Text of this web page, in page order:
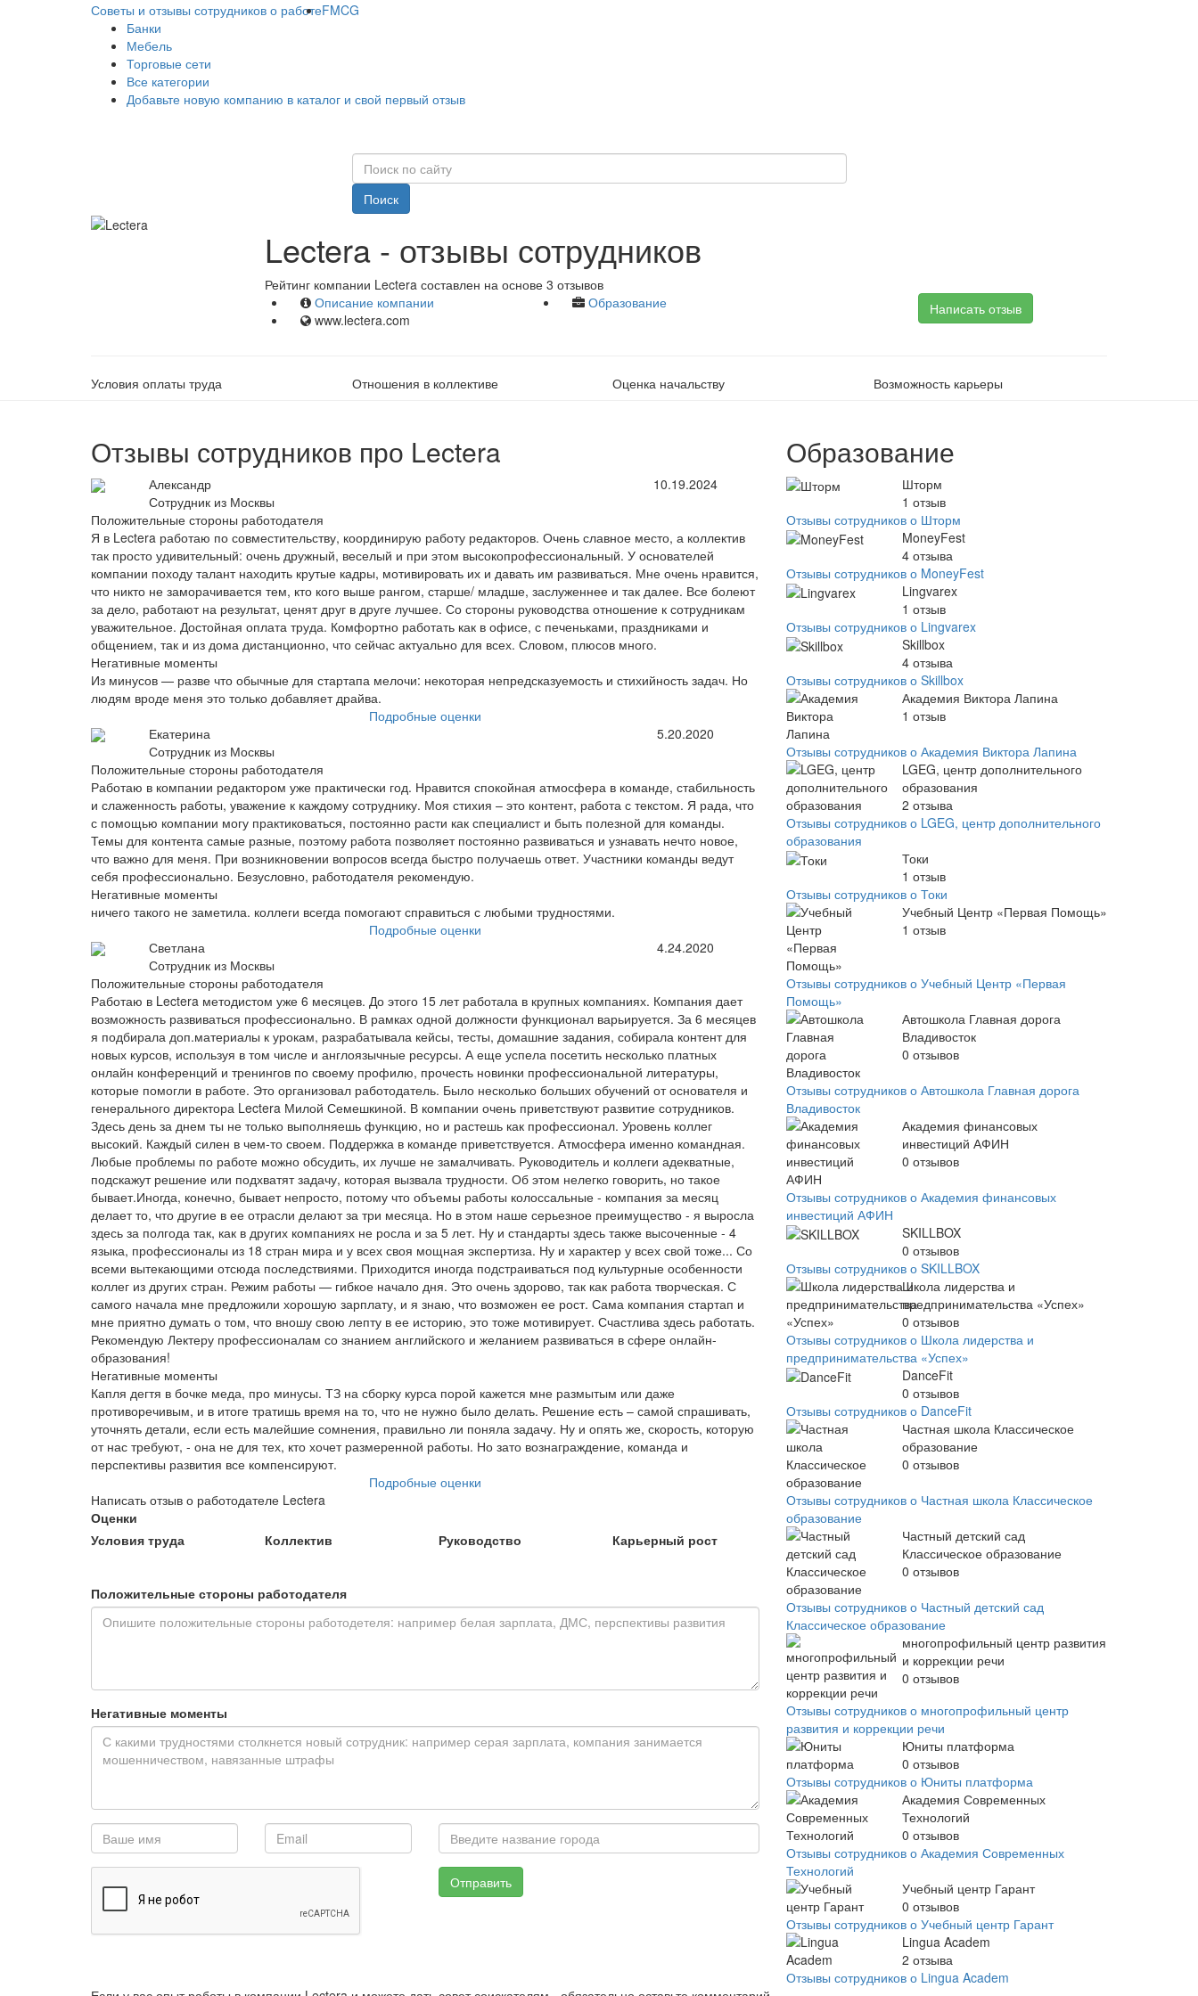
Советы и отзывы сотрудников о работеFMCG
Банки
Мебель
Торговые сети
Все категории
Добавьте новую компанию в каталог и свой первый отзыв
Поиск
Lectera - отзывы сотрудников
Рейтинг компании Lectera составлен на основе 3 отзывов
Описание компании
Образование
www.lectera.com
Написать отзыв
Условия оплаты труда Отношения в коллективе Оценка начальству Возможность карьеры
Отзывы сотрудников про Lectera
Александр
Сотрудник из Москвы
10.19.2024
Положительные стороны работодателя
Я в Lectera работаю по совместительству, координирую работу редакторов. Очень славное место, а коллектив
так просто удивительный: очень дружный, веселый и при этом высокопрофессиональный. У основателей
компании походу талант находить крутые кадры, мотивировать их и давать им развиваться. Мне очень нравится,
что никто не заморачивается тем, кто кого выше рангом, старше/ младше, заслуженнее и так далее. Все болеют
за дело, работают на результат, ценят друг в друге лучшее. Со стороны руководства отношение к сотрудникам
уважительное. Достойная оплата труда. Комфортно работать как в офисе, с печеньками, праздниками и
общением, так и из дома дистанционно, что сейчас актуально для всех. Словом, плюсов много.
Негативные моменты
Из минусов — разве что обычные для стартапа мелочи: некоторая непредсказуемость и стихийность задач. Но
людям вроде меня это только добавляет драйва.
Подробные оценки
Екатерина
Сотрудник из Москвы
5.20.2020
Положительные стороны работодателя
Работаю в компании редактором уже практически год. Нравится спокойная атмосфера в команде, стабильность
и слаженность работы, уважение к каждому сотруднику. Моя стихия – это контент, работа с текстом. Я рада, что
с помощью компании могу практиковаться, постоянно расти как специалист и быть полезной для команды.
Темы для контента самые разные, поэтому работа позволяет постоянно развиваться и узнавать нечто новое,
что важно для меня. При возникновении вопросов всегда быстро получаешь ответ. Участники команды ведут
себя профессионально. Безусловно, работодателя рекомендую.
Негативные моменты
ничего такого не заметила. коллеги всегда помогают справиться с любыми трудностями.
Подробные оценки
Светлана
Сотрудник из Москвы
4.24.2020
Положительные стороны работодателя
Работаю в Lectera методистом уже 6 месяцев. До этого 15 лет работала в крупных компаниях. Компания дает
возможность развиваться профессионально. В рамках одной должности функционал варьируется. За 6 месяцев
я подбирала доп.материалы к урокам, разрабатывала кейсы, тесты, домашние задания, собирала контент для
новых курсов, используя в том числе и англоязычные ресурсы. А еще успела посетить несколько платных
онлайн конференций и тренингов по своему профилю, прочесть новинки профессиональной литературы,
которые помогли в работе. Это организовал работодатель. Было несколько больших обучений от основателя и
генерального директора Lectera Милой Семешкиной. В компании очень приветствуют развитие сотрудников.
Здесь день за днем ты не только выполняешь функцию, но и растешь как профессионал. Уровень коллег
высокий. Каждый силен в чем-то своем. Поддержка в команде приветствуется. Атмосфера именно командная.
Любые проблемы по работе можно обсудить, их лучше не замалчивать. Руководитель и коллеги адекватные,
подскажут решение или подхватят задачу, которая вызвала трудности. Об этом нелегко говорить, но такое
бывает.Иногда, конечно, бывает непросто, потому что объемы работы колоссальные - компания за месяц
делает то, что другие в ее отрасли делают за три месяца. Но в этом наше серьезное преимущество - я выросла
здесь за полгода так, как в других компаниях не росла и за 5 лет. Ну и стандарты здесь также высоченные - 4
языка, профессионалы из 18 стран мира и у всех своя мощная экспертиза. Ну и характер у всех свой тоже... Со
всеми вытекающими отсюда последствиями. Приходится иногда подстраиваться под культурные особенности
коллег из других стран. Режим работы — гибкое начало дня. Это очень здорово, так как работа творческая. С
самого начала мне предложили хорошую зарплату, и я знаю, что возможен ее рост. Сама компания стартап и
мне приятно думать о том, что вношу свою лепту в ее историю, это тоже мотивирует. Счастлива здесь работать.
Рекомендую Лектеру профессионалам со знанием английского и желанием развиваться в сфере онлайн-
образования!
Негативные моменты
Капля дегтя в бочке меда, про минусы. ТЗ на сборку курса порой кажется мне размытым или даже
противоречивым, и в итоге тратишь время на то, что не нужно было делать. Решение есть – самой спрашивать,
уточнять детали, если есть малейшие сомнения, правильно ли поняла задачу. Ну и опять же, скорость, которую
от нас требуют, - она не для тех, кто хочет размеренной работы. Но зато вознаграждение, команда и
перспективы развития все компенсируют.
Подробные оценки
Написать отзыв о работодателе Lectera
Оценки
Условия труда
Коллектив Руководство Карьерный рост
Положительные стороны работодателя
Негативные моменты
Отправить
Образование
Шторм
1 отзыв
Отзывы сотрудников о Шторм
MoneyFest
4 отзыва
Отзывы сотрудников о MoneyFest
Lingvarex
1 отзыв
Отзывы сотрудников о Lingvarex
Skillbox
4 отзыва
Отзывы сотрудников о Skillbox
Академия Виктора Лапина
1 отзыв
Отзывы сотрудников о Академия Виктора Лапина
LGEG, центр дополнительного
образования
2 отзыва
Отзывы сотрудников о LGEG, центр дополнительного
образования
Токи
1 отзыв
Отзывы сотрудников о Токи
Учебный Центр «Первая Помощь»
1 отзыв
Отзывы сотрудников о Учебный Центр «Первая
Помощь»
Автошкола Главная дорога
Владивосток
0 отзывов
Отзывы сотрудников о Автошкола Главная дорога
Владивосток
Академия финансовых
инвестиций АФИН
0 отзывов
Отзывы сотрудников о Академия финансовых
инвестиций АФИН
SKILLBOX
0 отзывов
Отзывы сотрудников о SKILLBOX
Школа лидерства и
предпринимательства «Успех»
0 отзывов
Отзывы сотрудников о Школа лидерства и
предпринимательства «Успех»
DanceFit
0 отзывов
Отзывы сотрудников о DanceFit
Частная школа Классическое
образование
0 отзывов
Отзывы сотрудников о Частная школа Классическое
образование
Частный детский сад
Классическое образование
0 отзывов
Отзывы сотрудников о Частный детский сад
Классическое образование
многопрофильный центр развития
и коррекции речи
0 отзывов
Отзывы сотрудников о многопрофильный центр
развития и коррекции речи
Юниты платформа
0 отзывов
Отзывы сотрудников о Юниты платформа
Академия Современных
Технологий
0 отзывов
Отзывы сотрудников о Академия Современных
Технологий
Учебный центр Гарант
0 отзывов
Отзывы сотрудников о Учебный центр Гарант
Lingua Academ
2 отзыва
Отзывы сотрудников о Lingua Academ